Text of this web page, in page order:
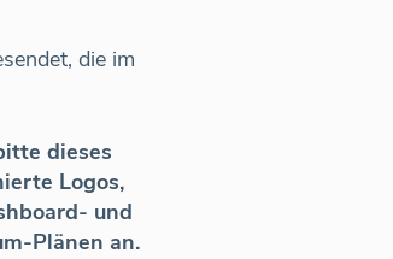
die im
dieses
Logos,
und
Plänen an.